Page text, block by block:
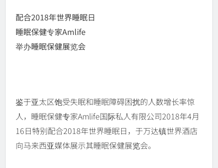
配合2018年世界睡眠日
睡眠保健专家Amlife
举办睡眠保健展览会
鉴于亚太区饱受失眠和睡眠障碍困扰的人数增长率惊
人，睡眠保健专家Amlife国际私人有限公司2018年4月
16日特别配合2018年世界睡眠日，于万达镇世界酒店
向马来西亚媒体展示其睡眠保健展览会。